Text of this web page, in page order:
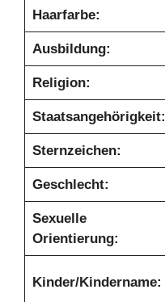
Haarfarbe:
Ausbildung:
Religion:
Staatsangehörigkeit:
Sternzeichen:
Geschlecht:
Sexuelle
Orientierung:
Kinder/Kindername: